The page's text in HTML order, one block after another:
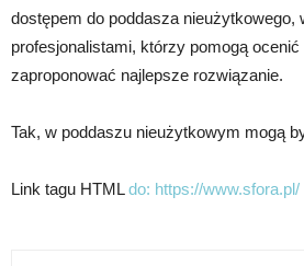
dostępem do poddasza nieużytkowego,
profesjonalistami, którzy pomogą
zaproponować najlepsze rozwiązanie.
Tak, w poddaszu nieużytkowym mogą
Link tagu HTMLdo: https://www.sfora.pl/